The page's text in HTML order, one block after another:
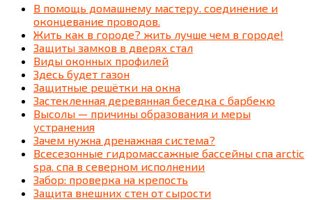
В помощь домашнему мастеру. соединение и
оконцевание проводов.
Жить как в городе? жить лучше чем в городе!
Защиты замков в дверях стал
Виды оконных профилей
Здесь будет газон
Защитные решётки на окна
Застекленная деревянная беседка c барбекю
Высолы — причины образования и меры
устранения
Зачем нужна дренажная система?
Всесезонные гидромассажные бассейны спа arctic
spa. спа в северном исполнении
Забор: проверка на крепость
Защита внешних стен от сырости